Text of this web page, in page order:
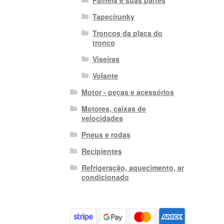
Tapecírunky
Troncos da placa do
tronco
Viseiras
Volante
Motor - peças e acessórios
Motores, caixas de
velocidades
Pneus e rodas
Recipientes
Refrigeração, aquecimento, ar
condicionado